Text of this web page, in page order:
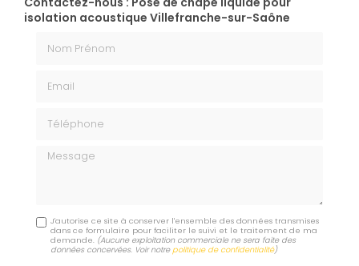
isolation acoustique Villefranche-sur-Saône
Message
J'autorise ce site à conserver l'ensemble des données transmises
dans ce formulaire pour faciliter le suivi et le traitement de ma
demande. (Aucune exploitation commerciale ne sera faite des
données concervées. Voir notrepolitique de confidentialité)